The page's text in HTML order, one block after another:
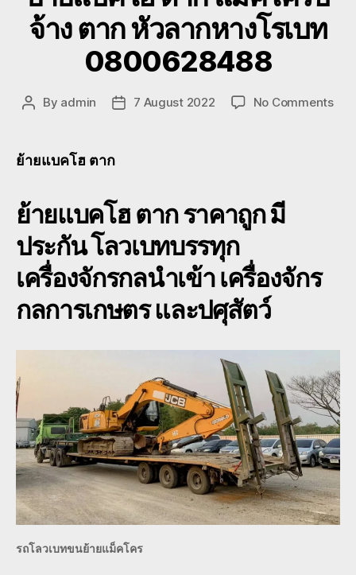
จ้าง ตาก หัวลากหางโรเบท
0800628488
Post
By admin
Post7 August 2022 No Commentson
ย้ายแบคโฮ ตาก
ย้ายแบคโฮ ตากราคาถูก มี
ประกัน โลวเบทบรรทุก
เครื่องจักรกลนำเข้า เครื่องจักร
กลการเกษตร และปศุสัตว์
รถโลวเบทขนย้ายแม็คโคร